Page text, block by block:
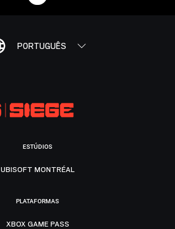
PORTUGUÊS
ESTÚDIOS
UBISOFT MONTRÉAL
PLATAFORMAS
XBOX GAME PASS